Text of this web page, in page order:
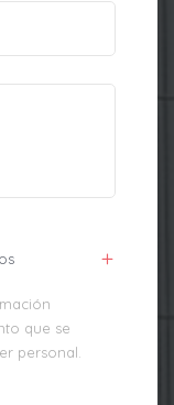
que se
personal.